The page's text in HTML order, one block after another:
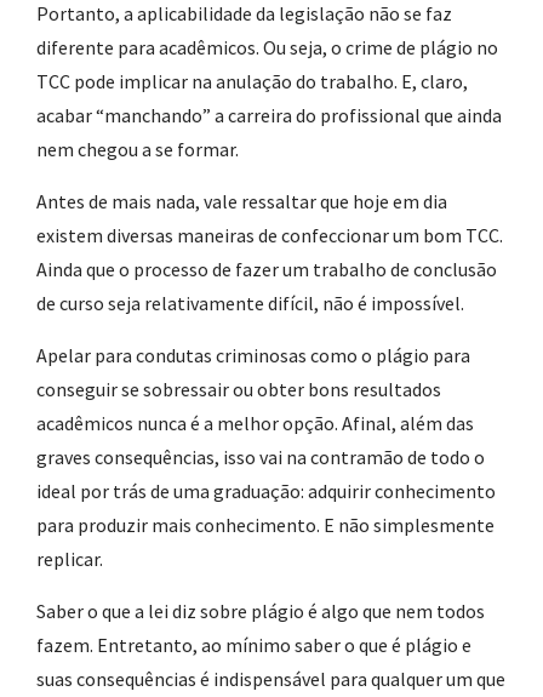
Portanto, a aplicabilidade da legislação não se faz
diferente para acadêmicos. Ou seja, o crime de plágio no
TCC pode implicar na anulação do trabalho. E, claro,
acabar “manchando” a carreira do profissional que ainda
nem chegou a se formar.
Antes de mais nada, vale ressaltar que hoje em dia
existem diversas maneiras de confeccionar um bom TCC.
Ainda que o processo de fazer um trabalho de conclusão
de curso seja relativamente difícil, não é impossível.
Apelar para condutas criminosas como o plágio para
conseguir se sobressair ou obter bons resultados
acadêmicos nunca é a melhor opção. Afinal, além das
graves consequências, isso vai na contramão de todo o
ideal por trás de uma graduação: adquirir conhecimento
para produzir mais conhecimento. E não simplesmente
replicar.
Saber o que a lei diz sobre plágio é algo que nem todos
fazem. Entretanto, ao mínimo saber o que é plágio e
suas consequências é indispensável para qualquer um que